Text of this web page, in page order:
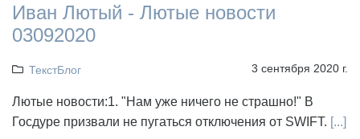
Иван Лютый - Лютые новости
03092020
ТекстБлог 3 сентября 2020 г.
Лютые новости:1. "Нам уже ничего не страшно!" В
Госдуре призвали не пугаться отключения от SWIFT. [...]